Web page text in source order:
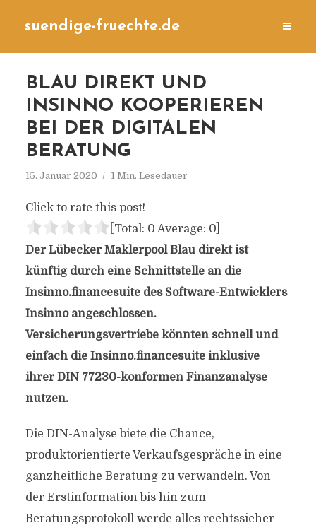
suendige-fruechte.de
BLAU DIREKT UND
INSINNO KOOPERIEREN
BEI DER DIGITALEN
BERATUNG
15. Januar 2020 1 Min. Lesedauer
Click to rate this post!
[Total: 0 Average: 0]
Der Lübecker Maklerpool Blau direkt ist
künftig durch eine Schnittstelle an die
Insinno.financesuite des Software-Entwicklers
Insinno angeschlossen.
Versicherungsvertriebe könnten schnell und
einfach die Insinno.financesuite inklusive
ihrer DIN 77230-konformen Finanzanalyse
nutzen.
Die DIN-Analyse biete die Chance,
produktorientierte Verkaufsgespräche in eine
ganzheitliche Beratung zu verwandeln. Von
der Erstinformation bis hin zum
Beratungsprotokoll werde alles rechtssicher